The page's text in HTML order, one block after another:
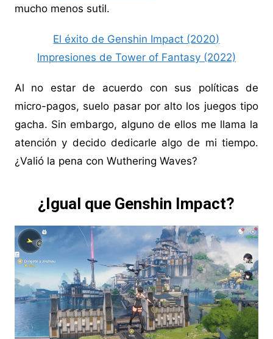
mucho menos sutil.
El éxito de Genshin Impact (2020)
Impresiones de Tower of Fantasy (2022)
Al no estar de acuerdo con sus políticas de
micro-pagos, suelo pasar por alto los juegos tipo
gacha. Sin embargo, alguno de ellos me llama la
atención y decido dedicarle algo de mi tiempo.
¿Valió la pena con Wuthering Waves?
¿Igual que Genshin Impact?